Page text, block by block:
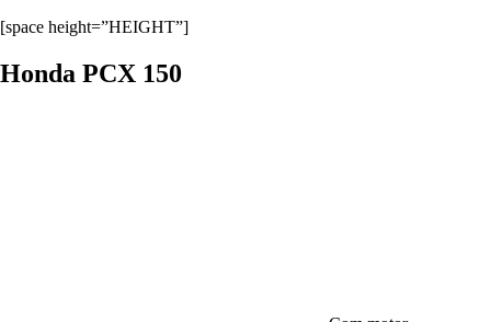
[space height=”HEIGHT”]
Honda PCX 150